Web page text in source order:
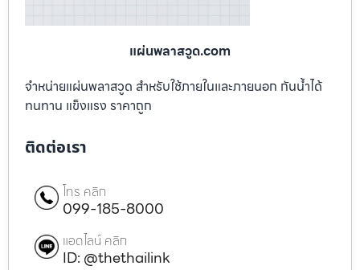
แผ่นพลาสวูด.com
จำหน่ายแผ่นพลาสวูด สำหรับใช้ภายในและภายนอก กันน้ำได้
ทนทาน แข็งแรง ราคาถูก
ติดต่อเรา
โทร คลิก
099-185-8000
แอดไลน์ คลิก
ID: @thethailink